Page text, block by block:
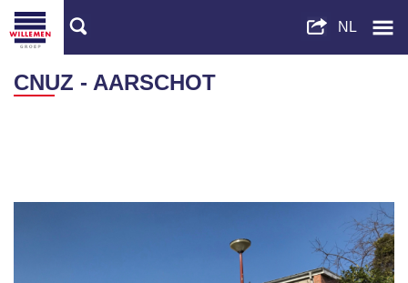
CNUZ - AARSCHOT